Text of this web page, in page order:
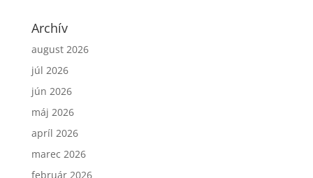
Archív
august 2026
júl 2026
jún 2026
máj 2026
apríl 2026
marec 2026
február 2026